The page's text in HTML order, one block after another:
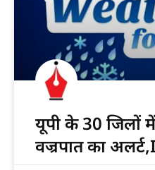
यूपी के 30 जिलों
वज्रपात का